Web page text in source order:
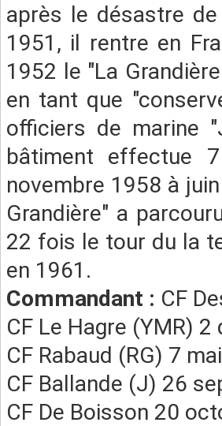
après le désastre
1951, il rentre en
1952 le "La
en tant que
officiers de marine
bâtiment effectue
novembre 1958 à
Grandière" a
22 fois le tour du la
en 1961.
Commandant : CF
CF Le Hagre (YMR)
CF Rabaud (RG) 7
CF Ballande (J) 26
CF De Boisson 20